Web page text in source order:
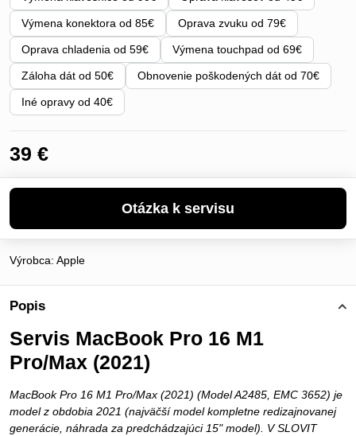
Výmena konektora od 85€ Oprava zvuku od 79€
Oprava chladenia od 59€ Výmena touchpad od 69€
Záloha dát od 50€ Obnovenie poškodených dát od 70€
Iné opravy od 40€
39 €
Výrobca: Apple
Popis
Servis MacBook Pro 16 M1
Pro/Max (2021)
MacBook Pro 16 M1 Pro/Max (2021) (Model A2485, EMC 3652) je
model z obdobia 2021 (najväčší model kompletne redizajnovanej
generácie, náhrada za predchádzajúci 15" model). V SLOVIT